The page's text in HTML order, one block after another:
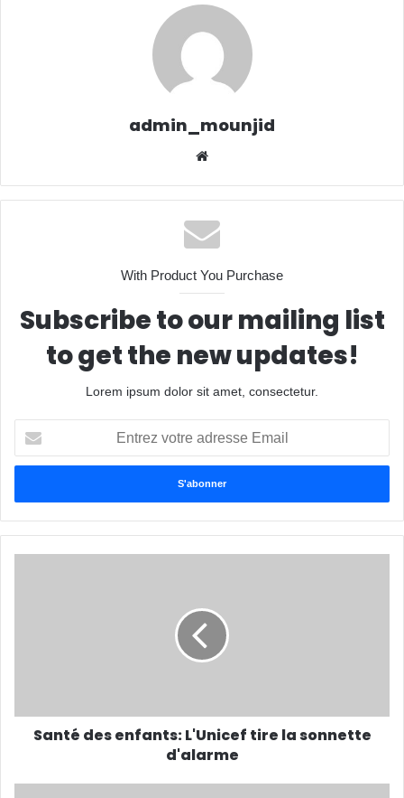
admin_mounjid
With Product You Purchase
Subscribe to our mailing list
to get the new updates!
Lorem ipsum dolor sit amet, consectetur.
votre
adresse
Santé des enfants: L'Unicef tire la sonnette
d'alarme